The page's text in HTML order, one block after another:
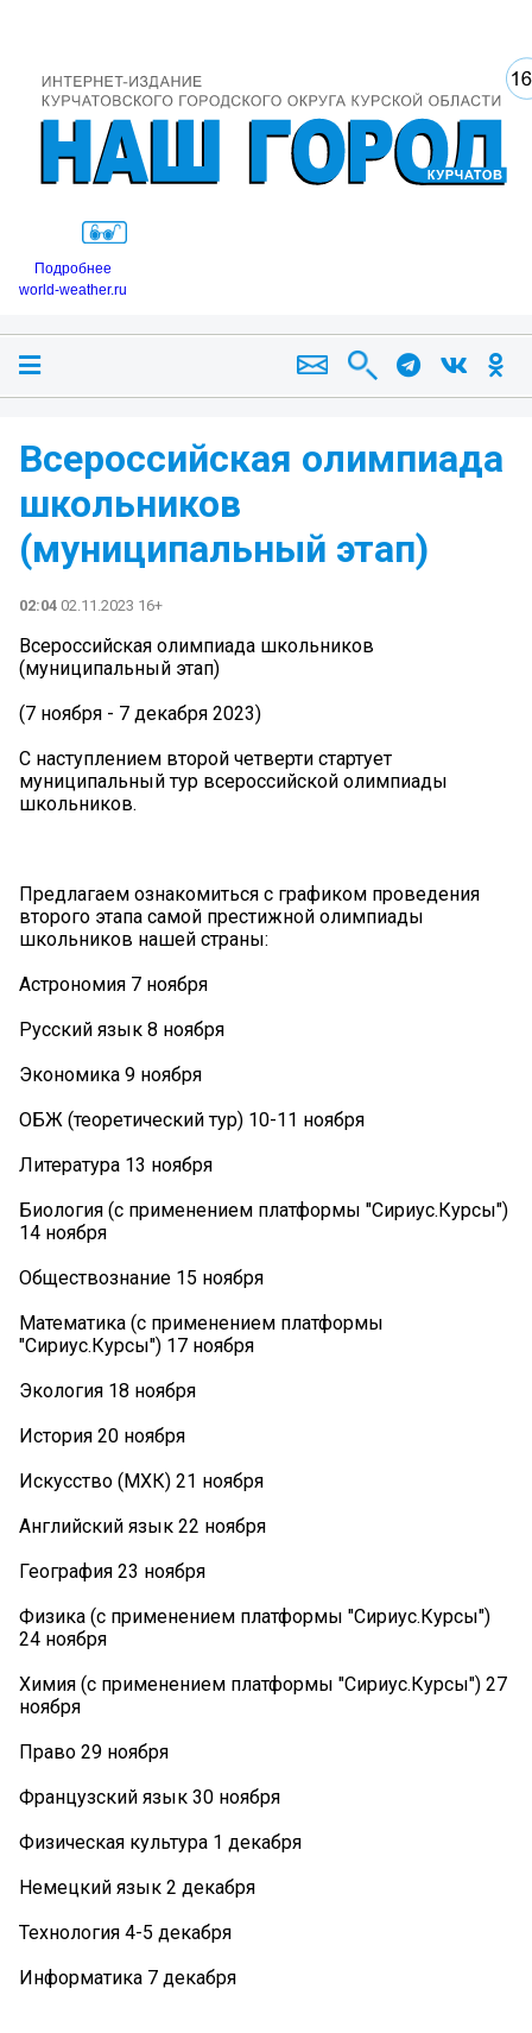
Подробнее
world-weather.ru
Всероссийская олимпиада
школьников
(муниципальный этап)
02:04 02.11.2023 16+
Всероссийская олимпиада школьников
(муниципальный этап)
(7 ноября - 7 декабря 2023)
С наступлением второй четверти стартует
муниципальный тур всероссийской олимпиады
школьников.
Предлагаем ознакомиться с графиком проведения
второго этапа самой престижной олимпиады
школьников нашей страны:
Астрономия 7 ноября
Русский язык 8 ноября
Экономика 9 ноября
ОБЖ (теоретический тур) 10-11 ноября
Литература 13 ноября
Биология (с применением платформы "Сириус.Курсы")
14 ноября
Обществознание 15 ноября
Математика (с применением платформы
"Сириус.Курсы") 17 ноября
Экология 18 ноября
История 20 ноября
Искусство (МХК) 21 ноября
Английский язык 22 ноября
География 23 ноября
Физика (с применением платформы "Сириус.Курсы")
24 ноября
Химия (с применением платформы "Сириус.Курсы") 27
ноября
Право 29 ноября
Французский язык 30 ноября
Физическая культура 1 декабря
Немецкий язык 2 декабря
Технология 4-5 декабря
Информатика 7 декабря